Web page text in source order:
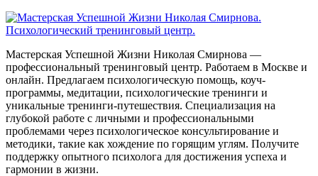
Мастерская Успешной Жизни Николая Смирнова —
профессиональный тренинговый центр. Работаем в Москве и
онлайн. Предлагаем психологическую помощь, коуч-
программы, медитации, психологические тренинги и
уникальные тренинги-путешествия. Специализация на
глубокой работе с личными и профессиональными
проблемами через психологическое консультирование и
методики, такие как хождение по горящим углям. Получите
поддержку опытного психолога для достижения успеха и
гармонии в жизни.